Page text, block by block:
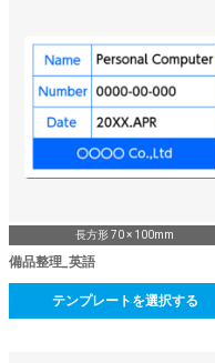
長方形 70 × 100mm
備品整理_英語
テンプレートを選択する